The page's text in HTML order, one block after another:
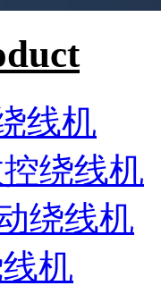
线机
绕线机
绕线机
机